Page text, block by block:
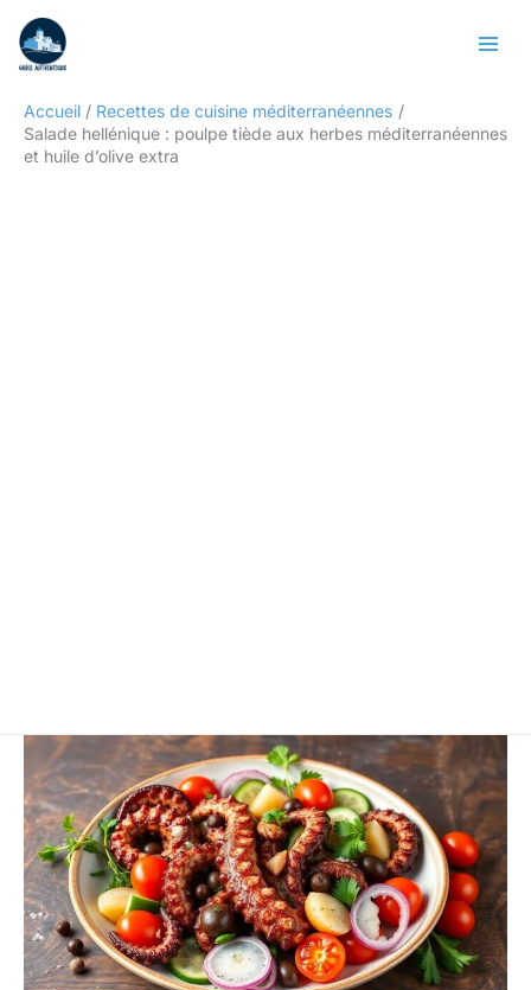
contenu
Accueil
Recettes de cuisine méditerranéennes
Salade hellénique : poulpe tiède aux herbes méditerranéennes
et huile d’olive extra
Rechercher